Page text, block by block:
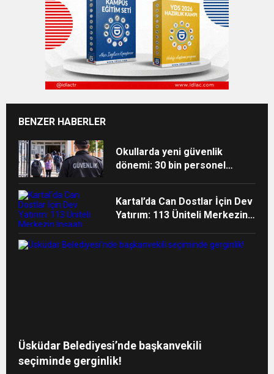
BENZER HABERLER
Okullarda yeni güvenlik
dönemi: 30 bin personel
Kartal’da Can Dostlar İçin Dev
Yatırım: 113 Üniteli Merkezin
Üsküdar Belediyesi’nde başkanvekili
seçiminde gerginlik!